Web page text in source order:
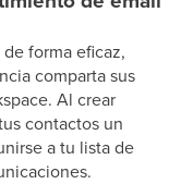
forma eficaz,
comparta sus
Al crear
contactos un
a tu lista de